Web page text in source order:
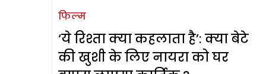
फिल्म
‘ये रिश्ता क्या कहलाता है’: क्या बेटे
की खुशी के लिए नायरा को घर